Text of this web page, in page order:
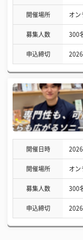
開催場所 オン
募集人数 300
申込締切
開催日時
開催場所 オン
募集人数 300
申込締切